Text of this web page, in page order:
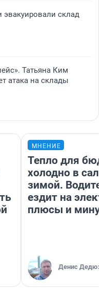
эвакуировали склад
Татьяна Ким
атака на склады
МНЕНИЕ
Тепло для
холодно в
зимой.
ездит на
плюсы и
Денис